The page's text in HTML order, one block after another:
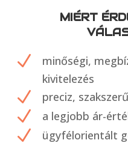
MIÉRT
N
minőségi,
kivitelezés
N preciz,
N a legjobb ár-
N ügyfélorientált